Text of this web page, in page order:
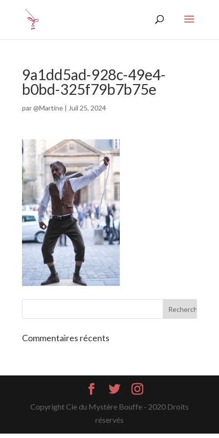
9a1dd5ad-928c-49e4-
b0bd-325f79b7b75e
par@Martine| Juil 25, 2024
Commentaires récents
Copyright Cie du Mystère Bouffe - 2020 Droits
réservés